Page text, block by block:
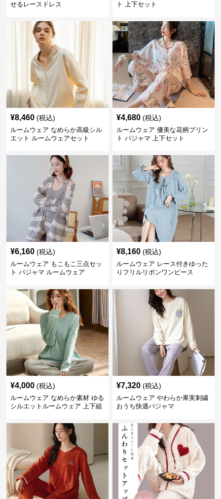
せるレースドレス
ト 上下セット
¥8,460 (税込)
ルームウェア なめらか高級シル
エット ルームウェアセット
¥4,680 (税込)
ルームウェア 優美な花柄プリン
ト パジャマ 上下セット
¥6,160 (税込)
ルームウェア もこもこ三点セッ
ト パジャマ ルームウェア
¥8,160 (税込)
ルームウェア レース付きゆった
りフリルリボンワンピース
¥4,000 (税込)
ルームウェア なめらか素材 ゆる
シルエットルームウェア 上下組
¥7,320 (税込)
ルームウェア やわらか果実刺繍
おうち快適パジャマ